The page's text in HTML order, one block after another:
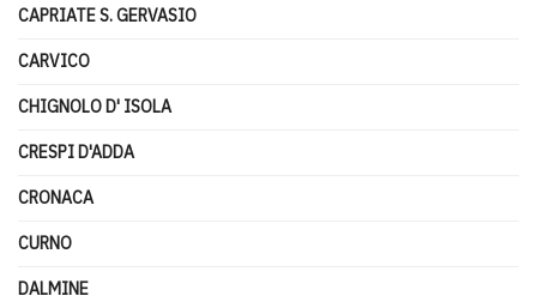
CAPRIATE S. GERVASIO
CARVICO
CHIGNOLO D' ISOLA
CRESPI D'ADDA
CRONACA
CURNO
DALMINE